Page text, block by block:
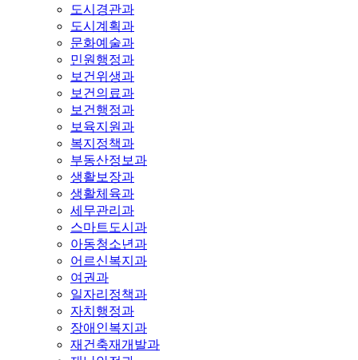
도시경관과
도시계획과
문화예술과
민원행정과
보건위생과
보건의료과
보건행정과
보육지원과
복지정책과
부동산정보과
생활보장과
생활체육과
세무관리과
스마트도시과
아동청소년과
어르신복지과
여권과
일자리정책과
자치행정과
장애인복지과
재건축재개발과